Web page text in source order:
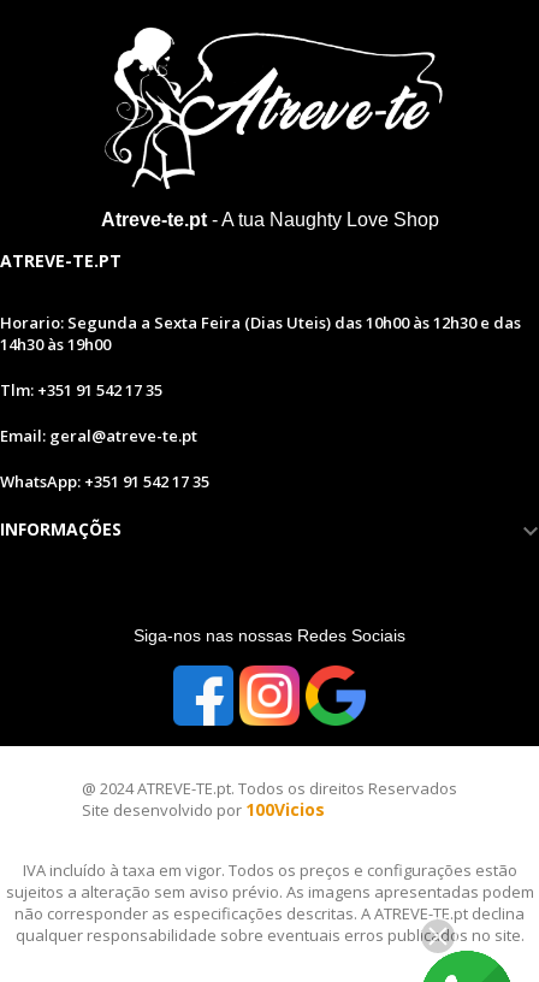
Atreve-te.pt- A tua Naughty Love Shop
ATREVE-TE.PT
Horario: Segunda a Sexta Feira (Dias Uteis) das 10h00 às 12h30 e das
14h30 às 19h00
Tlm: +351 91 542 17 35
Email: geral@atreve-te.pt
WhatsApp: +351 91 542 17 35
INFORMAÇÕES
Siga-nos nas nossas Redes Sociais
@ 2024 ATREVE-TE.pt. Todos os direitos Reservados
Site desenvolvido por 100Vicios
IVA incluído à taxa em vigor. Todos os preços e configurações estão
sujeitos a alteração sem aviso prévio. As imagens apresentadas podem
não corresponder as especificações descritas. A ATREVE-TE.pt declina
qualquer responsabilidade sobre eventuais erros publicados no site.